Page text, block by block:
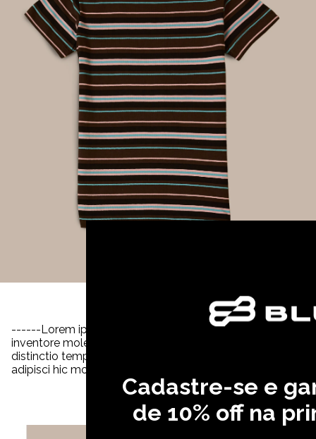
Calças
Camisas
Jaquetas E Casacos
Shorts E Bermudas
------Lorem ipsum dolor sit amet consectetur, adipisicing
inventore molestiae quia voluptates officiis magni ipsum
distinctio tempora veniam quia quisquam incidunt
adipisci hic molestiae, amet quibusdam cupiditate
Cadastre-se e
de 10% off na